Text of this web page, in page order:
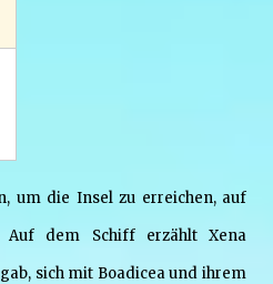
um die Insel zu erreichen, auf
Auf dem Schiff erzählt Xena
sich mit Boadicea und ihrem